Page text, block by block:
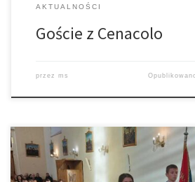
AKTUALNOŚCI
Goście z Cenacolo
przez ms
21 października br. nasza Szkoła